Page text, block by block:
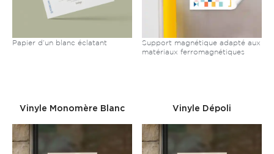
Papier d’un blanc éclatant
Support magnétique adapté aux
matériaux ferromagnétiques
Vinyle Monomère Blanc Vinyle Dépoli